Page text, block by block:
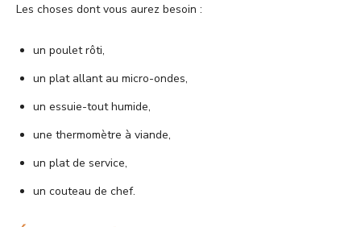
Les choses dont vous aurez besoin :
un poulet rôti,
un plat allant au micro-ondes,
un essuie-tout humide,
une thermomètre à viande,
un plat de service,
un couteau de chef.